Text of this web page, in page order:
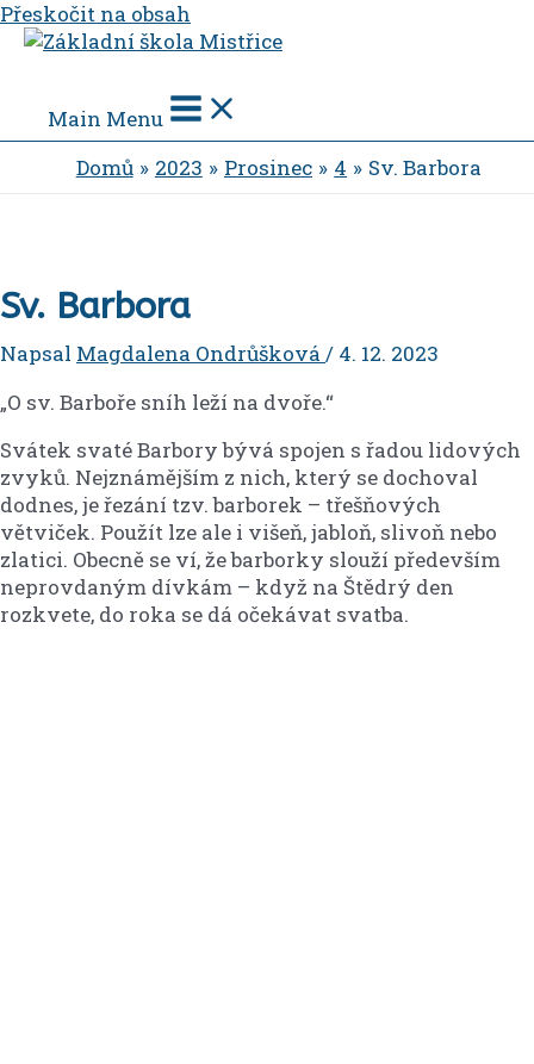
Přeskočit na obsah
Main Menu
Domů
2023 Prosinec 4 Sv. Barbora
Sv. Barbora
Napsal Magdalena Ondrůšková / 4. 12. 2023
„O sv. Barboře sníh leží na dvoře.“
Svátek svaté Barbory bývá spojen s řadou lidových
zvyků. Nejznámějším z nich, který se dochoval
dodnes, je řezání tzv. barborek – třešňových
větviček. Použít lze ale i višeň, jabloň, slivoň nebo
zlatici. Obecně se ví, že barborky slouží především
neprovdaným dívkám – když na Štědrý den
rozkvete, do roka se dá očekávat svatba.